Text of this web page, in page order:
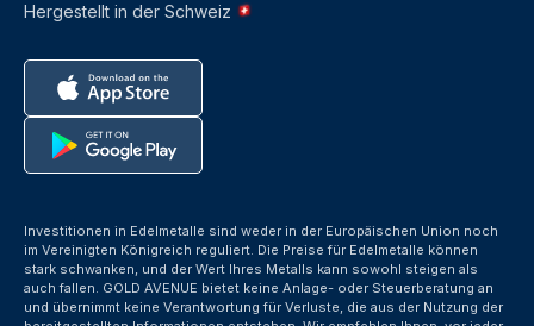
Hergestellt in der Schweiz
Investitionen in Edelmetalle sind weder in der Europäischen Union noch
im Vereinigten Königreich reguliert. Die Preise für Edelmetalle können
stark schwanken, und der Wert Ihres Metalls kann sowohl steigen als
auch fallen. GOLD AVENUE bietet keine Anlage- oder Steuerberatung an
und übernimmt keine Verantwortung für Verluste, die aus der Nutzung der